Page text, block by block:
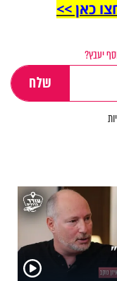
כאן >>
יעבץ?